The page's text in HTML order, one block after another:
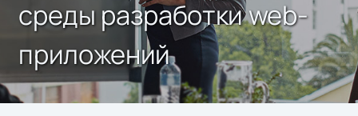
среды разработки web-
приложений